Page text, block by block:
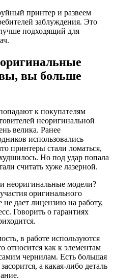
принтер и развеем
заблуждения. Это
подходящий для
вы больше
к покупателям
неоригинальной
велика. Ранее
использовались
принтеры стали ломаться,
Но под удар попала
считать хуже лазерной.
неоригинальные модели?
оригинального
дает лицензию на работу,
Говорить о гарантиях
в работе используются
относится как к элементам
чернилам. Есть большая
а какая-либо деталь